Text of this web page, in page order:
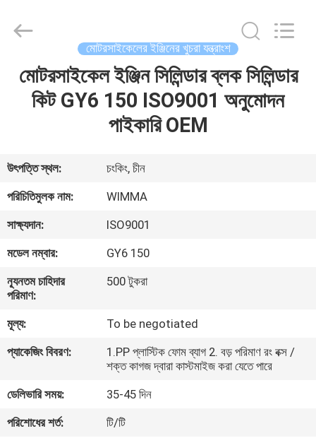
বাড়ি
ভিডিও
সম্বন্ধে
কারখানা
গুণমান
খবর
Parts
Reserved.
মোটরসাইকেলের ইঞ্জিনের খুচরা যন্ত্রাংশ
মোটরসাইকেল ইঞ্জিন সিলিন্ডার ব্লক সিলিন্ডার
কিট GY6 150 ISO9001 অনুমোদন
পাইকারি OEM
উৎপত্তি স্থল:
চংকিং, চীন
পরিচিতিমুলক নাম:
WIMMA
সাক্ষ্যদান:
ISO9001
মডেল নম্বার:
GY6 150
ন্যূনতম চাহিদার
পরিমাণ:
500 টুকরা
মূল্য:
To be negotiated
প্যাকেজিং বিবরণ:
1.PP প্লাস্টিক ফোম ব্যাগ 2. বড় পরিমাণ রং বক্স /
শক্ত কাগজ দ্বারা কাস্টমাইজ করা যেতে পারে
ডেলিভারি সময়:
35-45 দিন
পরিশোধের শর্ত:
টি/টি